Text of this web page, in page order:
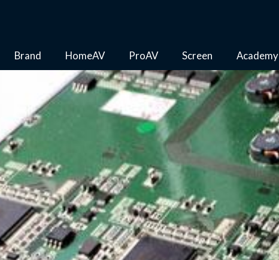
Brand HomeAV ProAV Screen Academy